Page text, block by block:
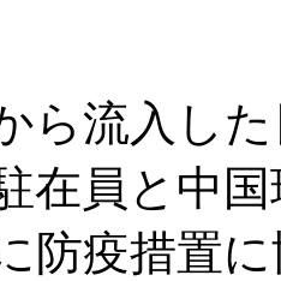
ら流入し
在員と中
防疫措置